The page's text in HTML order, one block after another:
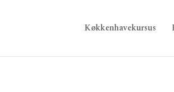
Køkkenhavekursus